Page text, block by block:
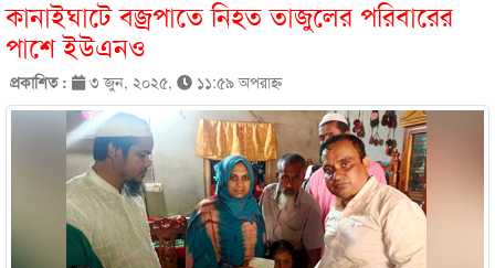
কানাইঘাটে বজ্রপাতে নিহত তাজুলের পরিবারের
পাশে ইউএনও
প্রকাশিত : ৩ জুন, ২০২৫, ১১:৫৯ অপরাহ্ণ